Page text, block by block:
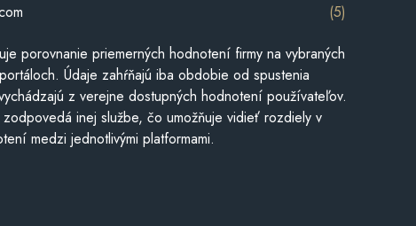
(5)
porovnanie priemerných hodnotení firmy na vybraných
Údaje zahŕňajú iba obdobie od spustenia
z verejne dostupných hodnotení používateľov.
zodpovedá inej službe, čo umožňuje vidieť rozdiely v
medzi jednotlivými platformami.